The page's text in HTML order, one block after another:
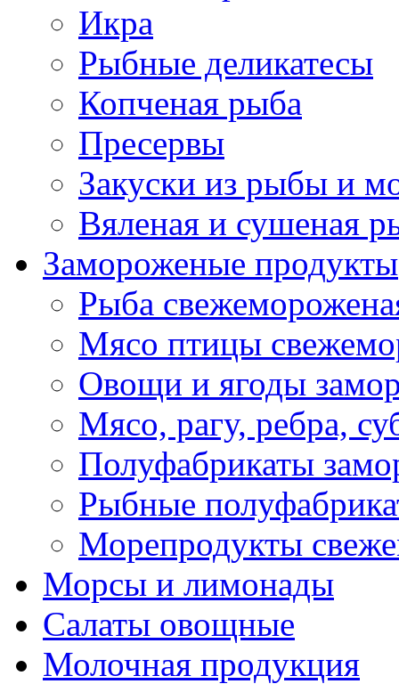
Икра
Рыбные деликатесы
Копченая рыба
Пресервы
Закуски из рыбы и
Вяленая и сушеная
Замороженые продукты
Рыба
Мясо птицы
Овощи и ягоды
Мясо, рагу, ребра,
Полуфабрикаты
Рыбные
Морепродукты
Морсы и лимонады
Салаты овощные
Молочная продукция